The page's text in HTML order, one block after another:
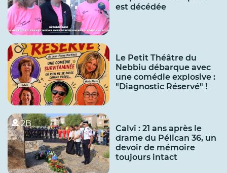
est décédée
Le Petit Théâtre du
Nebbiu débarque avec
une comédie explosive :
"Diagnostic Réservé" !
2B
Calvi : 21 ans après le
drame du Pélican 36, un
devoir de mémoire
toujours intact